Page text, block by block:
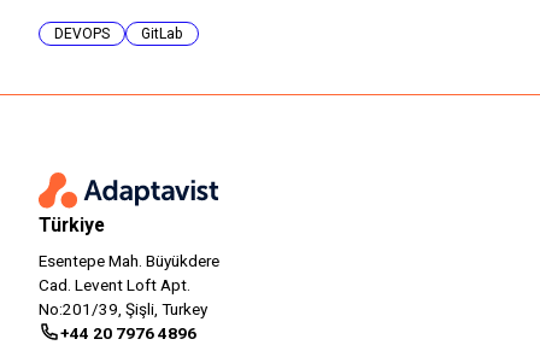
DEVOPS GitLab
Türkiye
Esentepe Mah. Büyükdere
Cad. Levent Loft Apt.
No:201/39, Şişli, Turkey
+44 20 7976 4896